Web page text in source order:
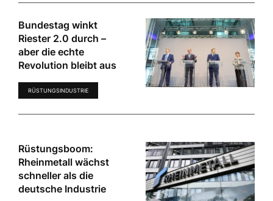
Bundestag winkt
Riester 2.0 durch –
aber die echte
Revolution bleibt aus
RÜSTUNGSINDUSTRIE
Rüstungsboom:
Rheinmetall wächst
schneller als die
deutsche Industrie